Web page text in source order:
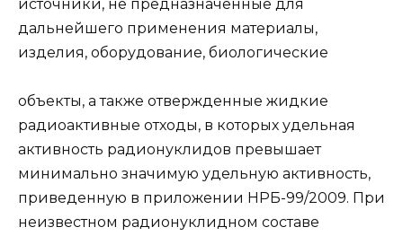
источники, не предназначенные для
дальнейшего применения материалы,
изделия, оборудование, биологические
объекты, а также отвержденные жидкие
радиоактивные отходы, в которых удельная
активность радионуклидов превышает
минимально значимую удельную активность,
приведенную в приложении НРБ-99/2009. При
неизвестном радионуклидном составе